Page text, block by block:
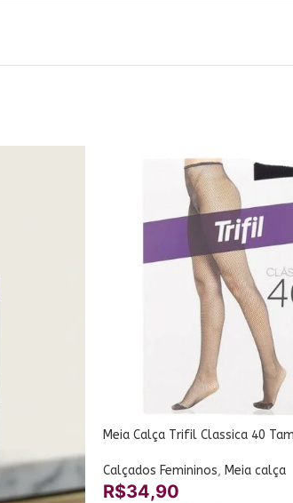
Meia Calça Trifil Classica 40
Calçados Femininos, Meia calça
R$34,90